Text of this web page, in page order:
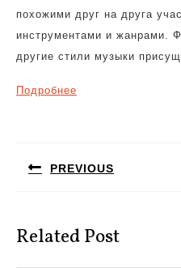
похожими друг на друга
инструментами и жанрами.
другие стили музыки
Подробнее
записям
PREVIOUS
Related Post